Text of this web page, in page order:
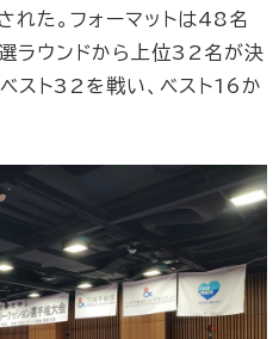
れた。フォーマットは48名
ラウンドから上位32名が決
スト32を戦い、ベスト16か